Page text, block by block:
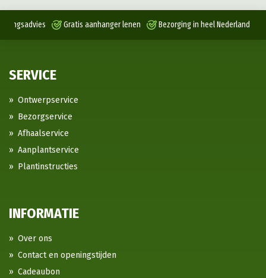
Gratis aanhanger lenen Bezorging in heel Nederland
SERVICE
Ontwerpservice
Bezorgservice
Afhaalservice
Aanplantservice
Plantinstructies
INFORMATIE
Over ons
Contact en openingstijden
Cadeaubon